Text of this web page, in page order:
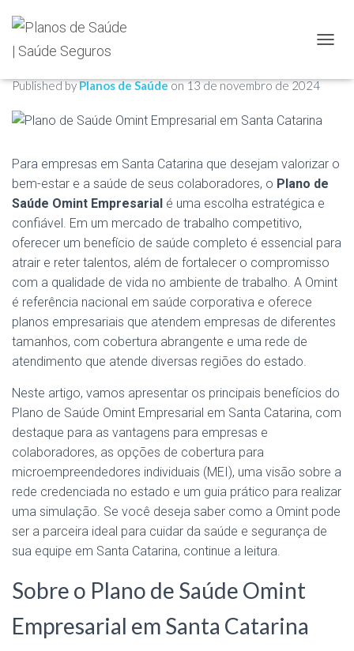
Plano de Saúde Omint Empresarial
em Santa Catarina
Published byPlanos de Saúdeon13 de novembro de 2024
Para empresas em Santa Catarina que desejam valorizar o
bem-estar e a saúde de seus colaboradores, o Plano de
Saúde Omint Empresarial é uma escolha estratégica e
confiável. Em um mercado de trabalho competitivo,
oferecer um benefício de saúde completo é essencial para
atrair e reter talentos, além de fortalecer o compromisso
com a qualidade de vida no ambiente de trabalho. A Omint
é referência nacional em saúde corporativa e oferece
planos empresariais que atendem empresas de diferentes
tamanhos, com cobertura abrangente e uma rede de
atendimento que atende diversas regiões do estado.
Neste artigo, vamos apresentar os principais benefícios do
Plano de Saúde Omint Empresarial em Santa Catarina, com
destaque para as vantagens para empresas e
colaboradores, as opções de cobertura para
microempreendedores individuais (MEI), uma visão sobre a
rede credenciada no estado e um guia prático para realizar
uma simulação. Se você deseja saber como a Omint pode
ser a parceira ideal para cuidar da saúde e segurança de
sua equipe em Santa Catarina, continue a leitura.
Sobre o Plano de Saúde Omint
Empresarial em Santa Catarina